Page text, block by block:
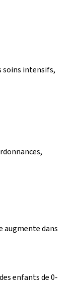
soins intensifs,
augmente dans
enfants de 0-